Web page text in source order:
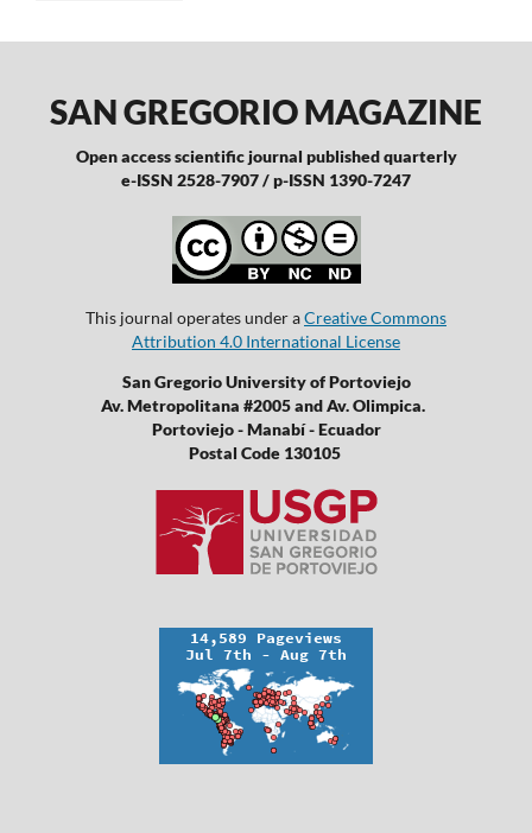
SAN GREGORIO MAGAZINE
Open access scientific journal published quarterly
e-ISSN 2528-7907 / p-ISSN 1390-7247
This journal operates under aCreative Commons
Attribution 4.0 International License
San Gregorio University of Portoviejo
Av. Metropolitana #2005 and Av. Olimpica.
Portoviejo - Manabí - Ecuador
Postal Code 130105